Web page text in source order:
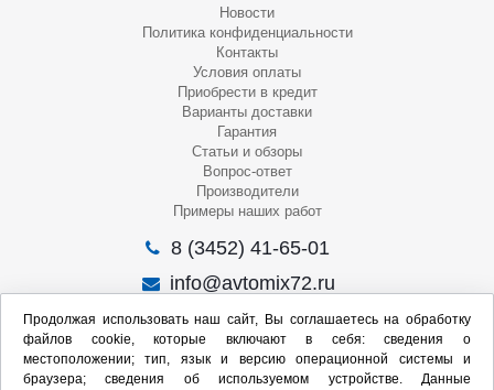
Новости
Политика конфиденциальности
Контакты
Условия оплаты
Приобрести в кредит
Варианты доставки
Гарантия
Статьи и обзоры
Вопрос-ответ
Производители
Примеры наших работ
8 (3452) 41-65-01
info@avtomix72.ru
г. Тюмень, ул. 50 лет Октября, 120
Пн-Пт
: 09:00 – 19:00
Сб: 10:00 – 17:00
Вс: Выходной
Продолжая использовать наш сайт, Вы соглашаетесь на обработку
файлов cookie, которые включают в себя: сведения о
местоположении; тип, язык и версию операционной системы и
браузера; сведения об используемом устройстве. Данные